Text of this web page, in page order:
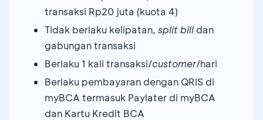
transaksi Rp20 juta (kuota 4)
Tidak berlaku kelipatan, split bill dan
gabungan transaksi
Berlaku 1 kali transaksi/customer/hari
Berlaku pembayaran dengan QRIS di
myBCA termasuk Paylater di myBCA
dan Kartu Kredit BCA